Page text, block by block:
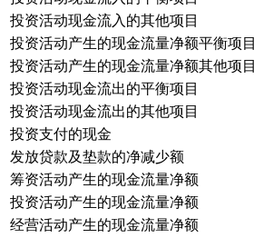
投资活动现金流入的其他项目
投资活动产生的现金流量净额平衡项目
投资活动产生的现金流量净额其他项目
投资活动现金流出的平衡项目
投资活动现金流出的其他项目
投资支付的现金
发放贷款及垫款的净减少额
筹资活动产生的现金流量净额
投资活动产生的现金流量净额
经营活动产生的现金流量净额